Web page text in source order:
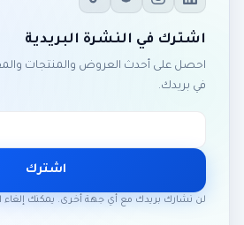
اشترك في النشرة البريدية
احصل على أحدث العروض والمنتجات
في بريدك.
اشترك
لن نشارك بريدك مع أي جهة أخرى. يمكنك إلغاء